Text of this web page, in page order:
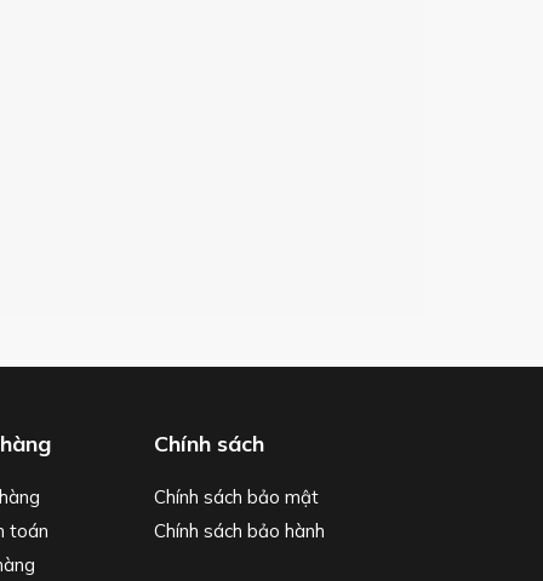
toán
Chính sách
Chính sách bảo mật
Chính sách bảo hành